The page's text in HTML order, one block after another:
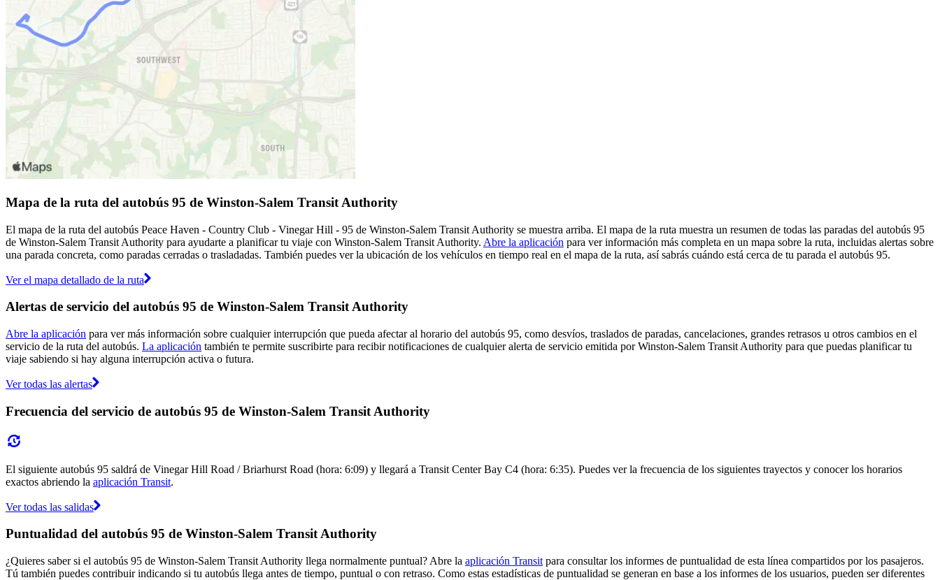
Mapa de la ruta del autobús 95 de Winston-Salem Transit Authority
El mapa de la ruta del autobús Peace Haven - Country Club - Vinegar Hill - 95 de Winston-Salem Transit Authority se muestra arriba. El mapa de la ruta muestra un resumen de todas las paradas del autobús 95
de Winston-Salem Transit Authority para ayudarte a planificar tu viaje con Winston-Salem Transit Authority. Abre la aplicación para ver información más completa en un mapa sobre la ruta, incluidas alertas sobre
una parada concreta, como paradas cerradas o trasladadas. También puedes ver la ubicación de los vehículos en tiempo real en el mapa de la ruta, así sabrás cuándo está cerca de tu parada el autobús 95.
Ver el mapa detallado de la ruta
Alertas de servicio del autobús 95 de Winston-Salem Transit Authority
Abre la aplicación para ver más información sobre cualquier interrupción que pueda afectar al horario del autobús 95, como desvíos, traslados de paradas, cancelaciones, grandes retrasos u otros cambios en el
servicio de la ruta del autobús. La aplicación también te permite suscribirte para recibir notificaciones de cualquier alerta de servicio emitida por Winston-Salem Transit Authority para que puedas planificar tu
viaje sabiendo si hay alguna interrupción activa o futura.
Ver todas las alertas
Frecuencia del servicio de autobús 95 de Winston-Salem Transit Authority
El siguiente autobús 95 saldrá de Vinegar Hill Road / Briarhurst Road (hora: 6:09) y llegará a Transit Center Bay C4 (hora: 6:35). Puedes ver la frecuencia de los siguientes trayectos y conocer los horarios
exactos abriendo la aplicación Transit.
Ver todas las salidas
Puntualidad del autobús 95 de Winston-Salem Transit Authority
¿Quieres saber si el autobús 95 de Winston-Salem Transit Authority llega normalmente puntual? Abre la aplicación Transit para consultar los informes de puntualidad de esta línea compartidos por los pasajeros.
Tú también puedes contribuir indicando si tu autobús llega antes de tiempo, puntual o con retraso. Como estas estadísticas de puntualidad se generan en base a los informes de los usuarios, pueden ser diferentes